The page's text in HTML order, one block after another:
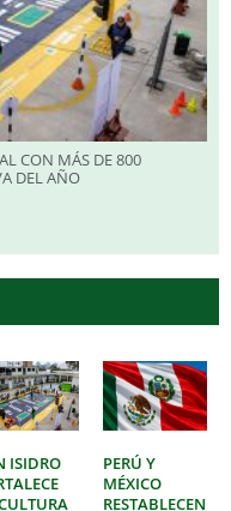
CON MÁS DE 800
DEL AÑO
ISIDRO
PERÚ Y
MÉXICO
RESTABLECEN